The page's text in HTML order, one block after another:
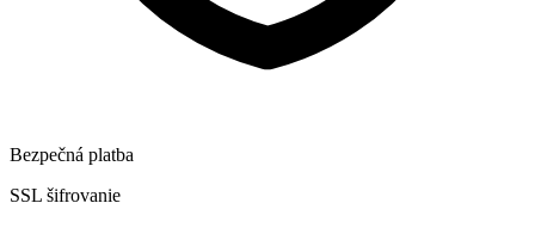
Bezpečná platba
SSL šifrovanie